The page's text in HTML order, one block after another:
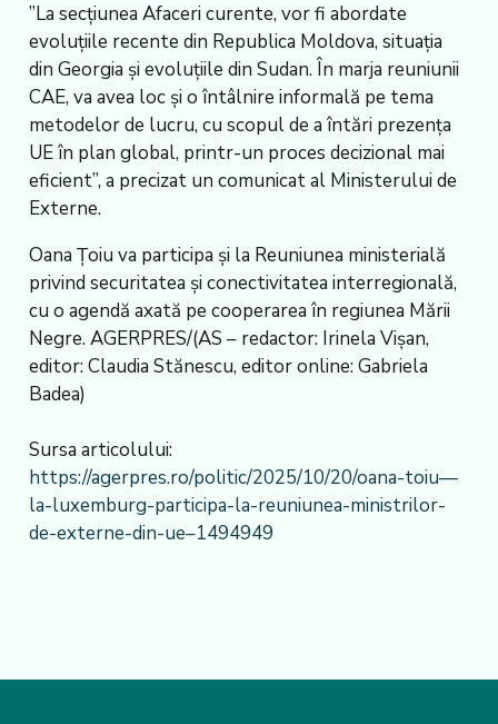
”La secțiunea Afaceri curente, vor fi abordate
evoluțiile recente din Republica Moldova, situația
din Georgia și evoluțiile din Sudan. În marja reuniunii
CAE, va avea loc și o întâlnire informală pe tema
metodelor de lucru, cu scopul de a întări prezența
UE în plan global, printr-un proces decizional mai
eficient”, a precizat un comunicat al Ministerului de
Externe.
Oana Țoiu va participa și la Reuniunea ministerială
privind securitatea și conectivitatea interregională,
cu o agendă axată pe cooperarea în regiunea Mării
Negre. AGERPRES/(AS – redactor: Irinela Vișan,
editor: Claudia Stănescu, editor online: Gabriela
Badea)
Sursa articolului:
https://agerpres.ro/politic/2025/10/20/oana-toiu—
la-luxemburg-participa-la-reuniunea-ministrilor-
de-externe-din-ue–1494949